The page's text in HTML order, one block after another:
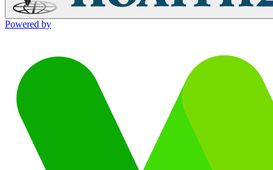
Powered by